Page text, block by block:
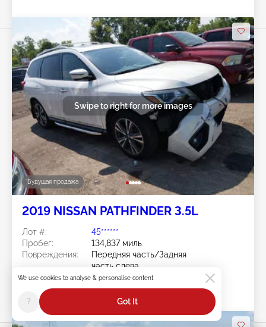
Будущая продажа
Swipe to right for more images
2019 NISSAN PATHFINDER 3.5L
Лот #:
45******
Пробег:
134,837 миль
Повреждения:
Передняя часть/Задняя
часть слева
Площадка:
OH - CLEVELAND
Дата торгов:
Будущая продажа
We use cookies to analyse & personalise content
? Got It